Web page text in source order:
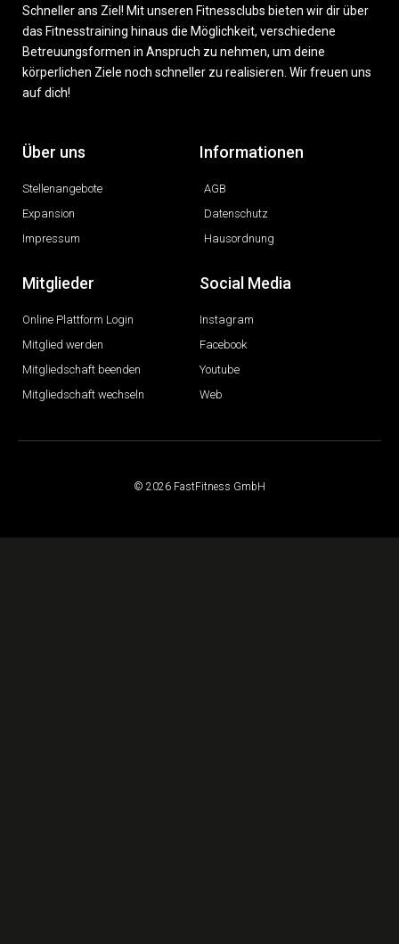
Schneller ans Ziel! Mit unseren Fitnessclubs bieten wir dir über
das Fitnesstraining hinaus die Möglichkeit, verschiedene
Betreuungsformen in Anspruch zu nehmen, um deine
körperlichen Ziele noch schneller zu realisieren. Wir freuen uns
auf dich!
Über uns
Stellenangebote
Expansion
Impressum
Informationen
AGB
Datenschutz
Hausordnung
Mitglieder
Online Plattform Login
Mitglied werden
Mitgliedschaft beenden
Mitgliedschaft wechseln
Social Media
Instagram
Facebook
Youtube
Web
© 2026 FastFitness GmbH